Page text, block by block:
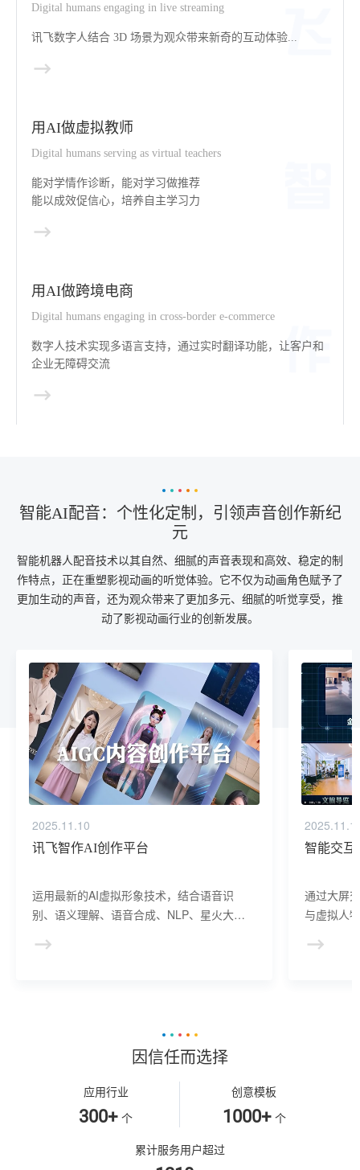
Digital humans engaging in live streaming
讯飞数字人结合 3D 场景为观众带来新奇的互动体验...
用AI做虚拟教师
Digital humans serving as virtual teachers
能对学情作诊断，能对学习做推荐
能以成效促信心，培养自主学习力
用AI做跨境电商
Digital humans engaging in cross-border e-commerce
数字人技术实现多语言支持，通过实时翻译功能，让客户和
企业无障碍交流
智能AI配音：个性化定制，引领声音创作新纪
元
智能机器人配音技术以其自然、细腻的声音表现和高效、稳定的制
作特点，正在重塑影视动画的听觉体验。它不仅为动画角色赋予了
更加生动的声音，还为观众带来了更加多元、细腻的听觉享受，推
动了影视动画行业的创新发展。
2025.11.10
讯飞智作AI创作平台
运用最新的AI虚拟形象技术，结合语音识
别、语义理解、语音合成、NLP、星火大模
建、AI驱动、多模态交互的多场景虚拟人产
智能交互
通过大屏
与虚拟人
景，可广
因信任而选择
应用行业
300+ 个
创意模板
1000+ 个
累计服务用户超过